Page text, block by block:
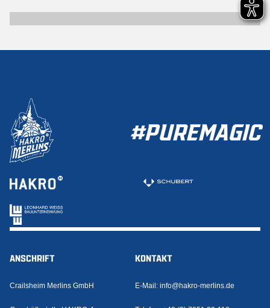
#PUREMAGIC
ANSCHRIFT
Crailsheim Merlins GmbH
KONTAKT
E-Mail: info@hakro-merlins.de